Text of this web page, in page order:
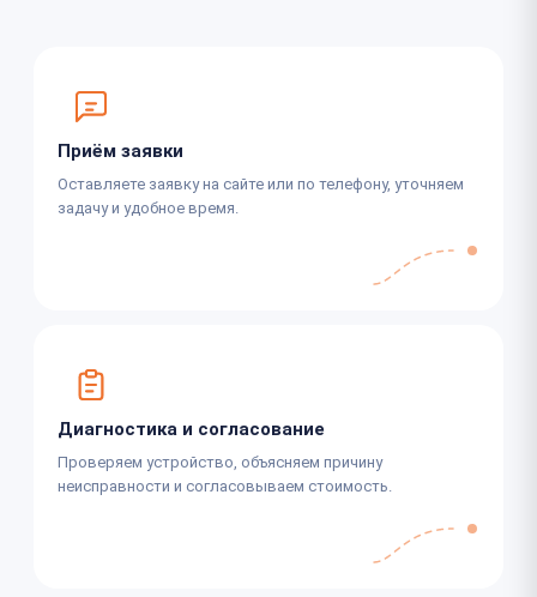
Приём заявки
Оставляете заявку на сайте или по телефону, уточняем
задачу и удобное время.
Диагностика и согласование
Проверяем устройство, объясняем причину
неисправности и согласовываем стоимость.